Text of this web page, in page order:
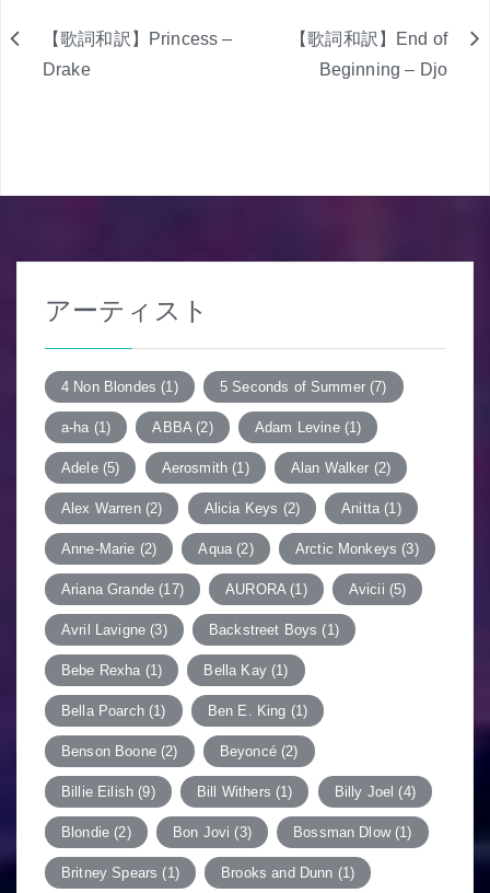
ビ
【歌詞和訳】Princess –
Drake
【歌詞和訳】End of
Beginning – Djo
アーティスト
4 Non Blondes (1) 5 Seconds of Summer(7)
a-ha (1) ABBA(2) Adam Levine(1)
Adele(5) Aerosmith (1) Alan Walker (2)
Alex Warren(2) Alicia Keys (2) Anitta (1)
Anne-Marie (2) Aqua (2) Arctic Monkeys (3)
Ariana Grande (17) AURORA(1) Avicii (5)
Avril Lavigne (3) Backstreet Boys (1)
Bebe Rexha (1) Bella Kay(1)
Bella Poarch(1) Ben E. King (1)
Benson Boone(2) Beyoncé(2)
Billie Eilish (9) Bill Withers (1) Billy Joel (4)
Blondie (2) Bon Jovi (3) Bossman Dlow(1)
Britney Spears (1) Brooks and Dunn (1)